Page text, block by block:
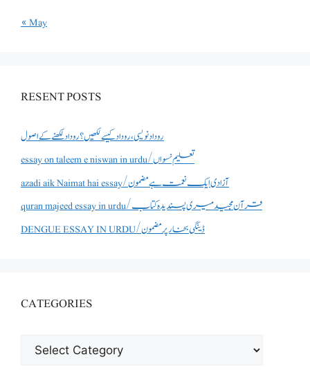
« May
RESENT POSTS
روداد نویسی ،روداد کیسے لکھیں؟ روداد لکھنے کے اصول
essay on taleem e niswan in urdu/تعلیم نسواں
azadi aik Naimat hai essay/آزادی ایک نعمت ہے مضمون
quran majeed essay in urdu/قرآن مجید میری پسندیدہ کتاب
DENGUE ESSAY IN URDU/ڈینگی بخار پر مضمون
CATEGORIES
CATEGORIES